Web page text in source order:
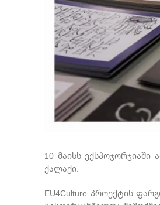
10 მაისს
ქალაქი.
EU4Culture პროექტის